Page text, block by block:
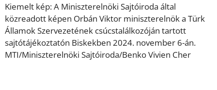
Kiemelt kép: A Miniszterelnöki Sajtóiroda által
közreadott képen Orbán Viktor miniszterelnök a Türk
Államok Szervezetének csúcstalálkozóján tartott
sajtótájékoztatón Biskekben 2024. november 6-án.
MTI/Miniszterelnöki Sajtóiroda/Benko Vivien Cher